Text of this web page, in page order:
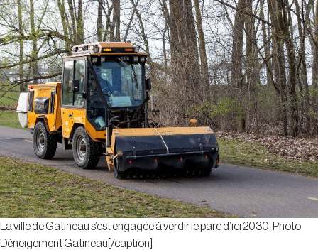
La ville de Gatineau s’est engagée à verdir le parc d’ici 2030. Photo
Déneigement Gatineau[/caption]